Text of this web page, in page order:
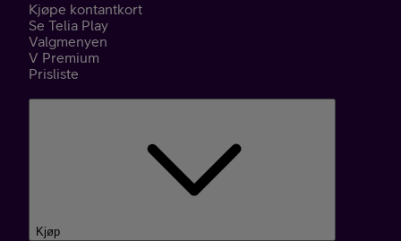
Kjøpe kontantkort
Se Telia Play
Valgmenyen
V Premium
Prisliste
Kjøp